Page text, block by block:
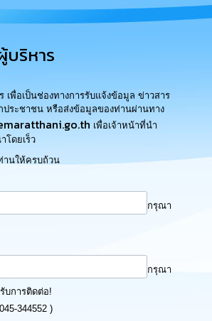
บริหาร
พื่อเป็นช่องทางการรับแจ้งข้อมูล ข่าวสาร
ประชาชน หรือส่งข้อมูลของท่านผ่านทาง
เพื่อเจ้าหน้าที่นำ
โดยเร็ว
านให้ครบถ้วน
กรุณา
กรุณา
บการติดต่อ!
344552 )